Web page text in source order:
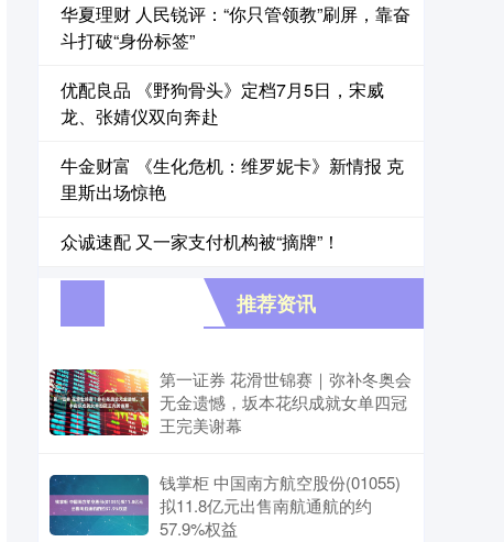
华夏理财 人民锐评：“你只管领教”刷屏，靠奋
斗打破“身份标签”
优配良品 《野狗骨头》定档7月5日，宋威
龙、张婧仪双向奔赴
牛金财富 《生化危机：维罗妮卡》新情报 克
里斯出场惊艳
众诚速配 又一家支付机构被“摘牌”！
推荐资讯
第一证券 花滑世锦赛｜弥补冬奥会
无金遗憾，坂本花织成就女单四冠
王完美谢幕
钱掌柜 中国南方航空股份(01055)
拟11.8亿元出售南航通航的约
57.9%权益